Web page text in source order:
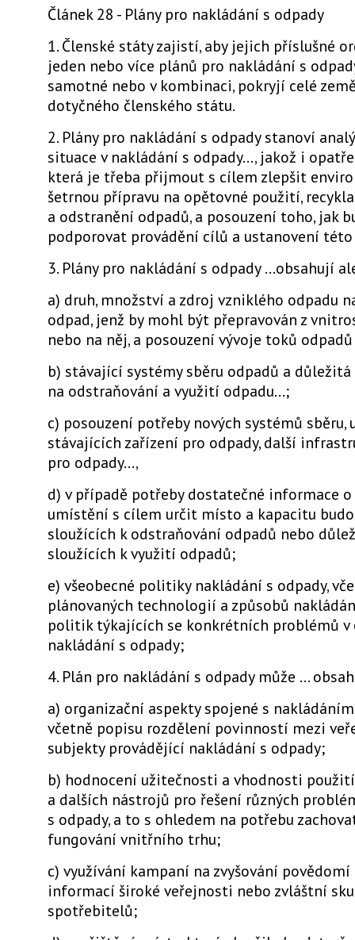
Článek 28 - Plány pro nakládání s odpady
1. Členské státy zajistí, aby jejich příslušné
jeden nebo více plánů pro nakládání s
samotné nebo v kombinaci, pokryjí celé
dotyčného členského státu.
2. Plány pro nakládání s odpady stanoví
situace v nakládání s odpady..., jakož i
která je třeba přijmout s cílem zlepšit
šetrnou přípravu na opětovné použití,
a odstranění odpadů, a posouzení toho, jak
podporovat provádění cílů a ustanovení
3. Plány pro nakládání s odpady ...obsahují
a) druh, množství a zdroj vzniklého odpadu
odpad, jenž by mohl být přepravován z
nebo na něj, a posouzení vývoje toků
b) stávající systémy sběru odpadů a
na odstraňování a využití odpadu...;
c) posouzení potřeby nových systémů sběru,
stávajících zařízení pro odpady, další
pro odpady...,
d) v případě potřeby dostatečné informace
umístění s cílem určit místo a kapacitu
sloužících k odstraňování odpadů nebo
sloužících k využití odpadů;
e) všeobecné politiky nakládání s odpady,
plánovaných technologií a způsobů
politik týkajících se konkrétních problémů
nakládání s odpady;
4. Plán pro nakládání s odpady může ...
a) organizační aspekty spojené s
včetně popisu rozdělení povinností mezi
subjekty provádějící nakládání s odpady;
b) hodnocení užitečnosti a vhodnosti
a dalších nástrojů pro řešení různých
s odpady, a to s ohledem na potřebu
fungování vnitřního trhu;
c) využívání kampaní na zvyšování
informací široké veřejnosti nebo zvláštní
spotřebitelů;